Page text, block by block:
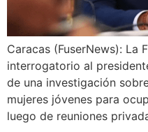
Caracas (FuserNews): La
interrogatorio al
de una investigación
mujeres jóvenes para
luego de reuniones